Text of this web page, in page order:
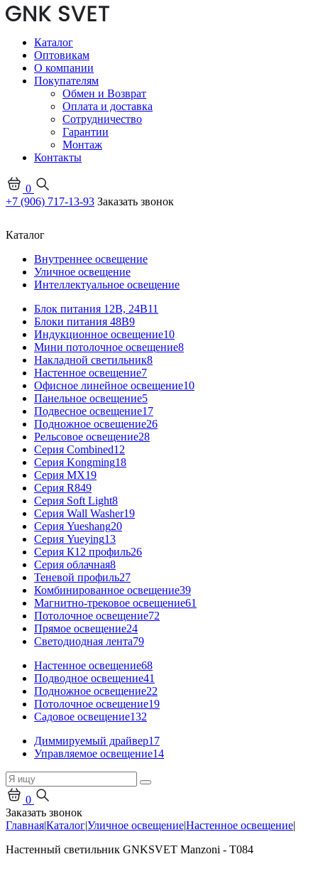
Каталог
Оптовикам
О компании
Покупателям
Обмен и Возврат
Оплата и доставка
Сотрудничество
Гарантии
Монтаж
Контакты
0
+7 (906) 717-13-93 Заказать звонок
Каталог
Внутреннее освещение
Уличное освещение
Интеллектуальное освещение
Блок питания 12В, 24В11
Блоки питания 48В9
Индукционное освещение10
Мини потолочное освещение8
Накладной светильник8
Настенное освещение7
Офисное линейное освещение10
Панельное освещение5
Подвесное освещение17
Подножное освещение26
Рельсовое освещение28
Серия Combined12
Серия Kongming18
Серия MX19
Серия R849
Серия Soft Light8
Серия Wall Washer19
Серия Yueshang20
Серия Yueying13
Серия К12 профиль26
Серия облачная8
Теневой профиль27
Комбинированное освещение39
Магнитно-трековое освещение61
Потолочное освещение72
Прямое освещение24
Светодиодная лента79
Настенное освещение68
Подводное освещение41
Подножное освещение22
Потолочное освещение19
Садовое освещение132
Диммируемый драйвер17
Управляемое освещение14
0
Заказать звонок
Главная|Каталог|Уличное освещение|Настенное освещение|
Настенный светильник GNKSVET Manzoni - T084